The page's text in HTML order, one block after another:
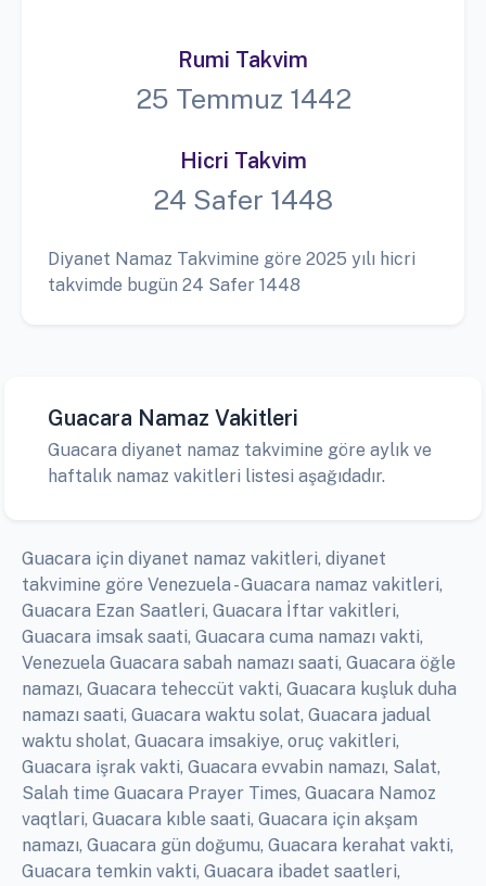
Rumi Takvim
25 Temmuz 1442
Hicri Takvim
24 Safer 1448
Diyanet Namaz Takvimine göre 2025 yılı hicri
takvimde bugün 24 Safer 1448
Guacara Namaz Vakitleri
Guacara diyanet namaz takvimine göre aylık ve
haftalık namaz vakitleri listesi aşağıdadır.
Guacara için diyanet namaz vakitleri, diyanet
takvimine göre Venezuela - Guacara namaz vakitleri,
Guacara Ezan Saatleri, Guacara İftar vakitleri,
Guacara imsak saati, Guacara cuma namazı vakti,
Venezuela Guacara sabah namazı saati, Guacara öğle
namazı, Guacara teheccüt vakti, Guacara kuşluk duha
namazı saati, Guacara waktu solat, Guacara jadual
waktu sholat, Guacara imsakiye, oruç vakitleri,
Guacara işrak vakti, Guacara evvabin namazı, Salat,
Salah time Guacara Prayer Times, Guacara Namoz
vaqtlari, Guacara kıble saati, Guacara için akşam
namazı, Guacara gün doğumu, Guacara kerahat vakti,
Guacara temkin vakti, Guacara ibadet saatleri,